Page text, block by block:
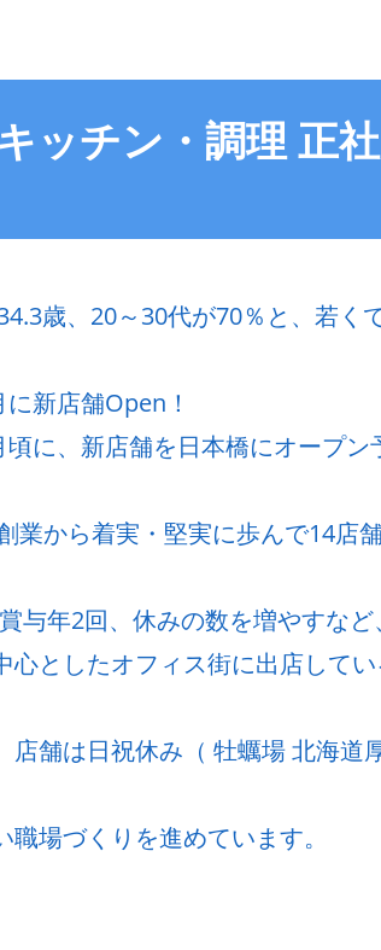
ッチン・調理 正
歳、20～30代が70％と、若く
新店舗Open！
頃に、新店舗を日本橋にオープン
業から着実・堅実に歩んで14店
与年2回、休みの数を増やすな
心としたオフィス街に出店して
店舗は日祝休み（ 牡蠣場 北海道
職場づくりを進めています。